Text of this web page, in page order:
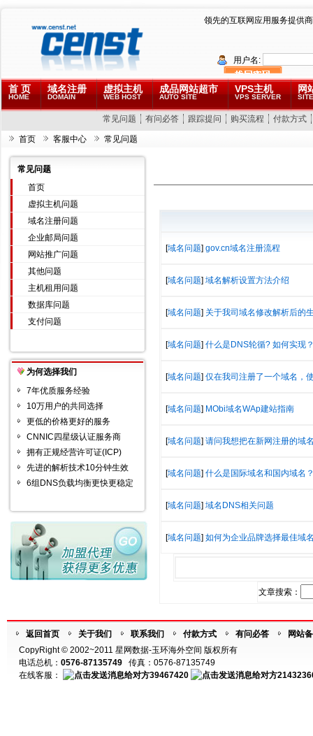
领先的互联网应用服务提供商
用户名:
首 页
HOME
域名注册
DOMAIN
虚拟主机
WEB HOST
成品网站超市
AUTO SITE
VPS主机
VPS SERVER
网
常见问题 有问必答 跟踪提问 购买流程 付款方式
首页 客服中心 常见问题
常见问题
首页
虚拟主机问题
域名注册问题
企业邮局问题
网站推广问题
其他问题
主机租用问题
数据库问题
支付问题
为何选择我们
7年优质服务经验
10万用户的共同选择
更低的价格更好的服务
CNNIC四星级认证服务商
拥有正规经营许可证(ICP)
先进的解析技术10分钟生效
6组DNS负载均衡更快更稳定
[域名问题] gov.cn域名注册流程
[域名问题] 域名解析设置方法介绍
[域名问题] 关于我司域名修改解析后的
[域名问题] 什么是DNS轮循? 如何实现
[域名问题] 仅在我司注册了一个域名，
[域名问题] MObi域名WAp建站指南
[域名问题] 请问我想把在新网注册的域
[域名问题] 什么是国际域名和国内域名
[域名问题] 域名DNS相关问题
[域名问题] 如何为企业品牌选择最佳域
文章搜索：
返回首页 关于我们 联系我们 付款方式 有问必答
网站
CopyRight © 2002~2011 星网数据-玉环海外空间 版权所有
电话总机： 0576-87135749 传真：0576-87135749
在线客服：
39467420